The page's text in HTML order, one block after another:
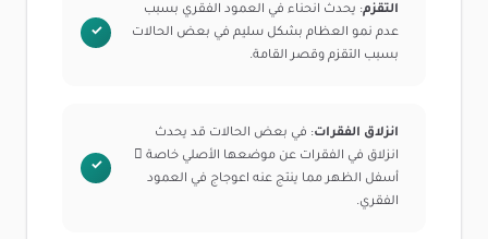
التقزم: يحدث انحناء في العمود الفقري بسبب
عدم نمو العظام بشكل سليم في بعض الحالات
بسبب التقزم وقصر القامة.
انزلاق الفقرات: في بعض الحالات قد يحدث
انزلاق في الفقرات عن موضعها الأصلي خاصة ً
أسفل الظهر مما ينتج عنه اعوجاج في العمود
الفقري.